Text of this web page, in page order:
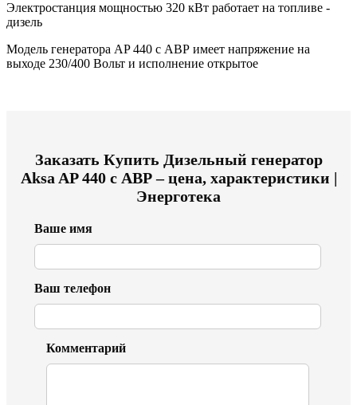
Электростанция мощностью 320 кВт работает на топливе -
дизель
Модель генератора AP 440 с АВР имеет напряжение на
выходе 230/400 Вольт и исполнение открытое
Заказать Купить Дизельный генератор
Aksa AP 440 с АВР – цена, характеристики |
Энерготека
Ваше имя
Ваш телефон
Комментарий